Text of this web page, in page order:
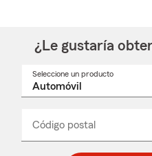
¿Le gustaría
Seleccione un producto
Código postal
_____